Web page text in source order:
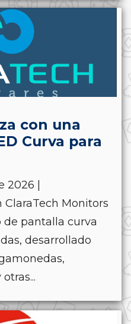
con una
Curva para
|
Monitors
pantalla curva
desarrollado